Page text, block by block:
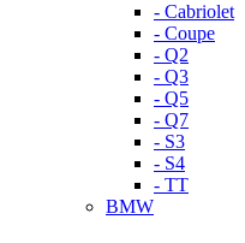
- Cabriolet
- Coupe
- Q2
- Q3
- Q5
- Q7
- S3
- S4
- TT
BMW